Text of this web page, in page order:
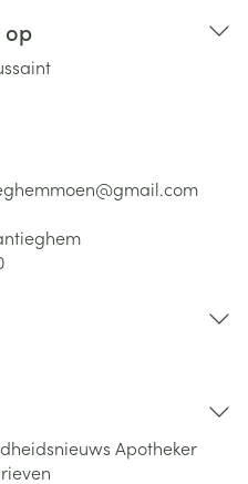
op
gmail.com
Apotheker